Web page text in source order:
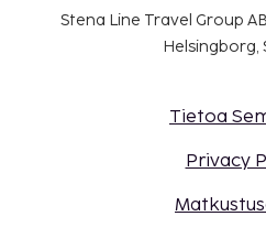
Stena Line Travel Group
Helsingborg,
Tietoa
Privacy